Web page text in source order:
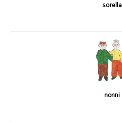
sorella
nonni